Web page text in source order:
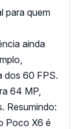
para quem
ainda
dos 60 FPS.
64 MP,
Resumindo:
Poco X6 é